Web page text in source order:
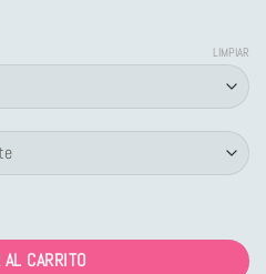
LIMPIAR
3) cantidad
CARRITO